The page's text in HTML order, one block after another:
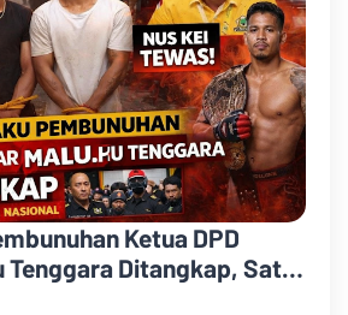
Ketua DPD
Tenggara Ditangkap, Satu